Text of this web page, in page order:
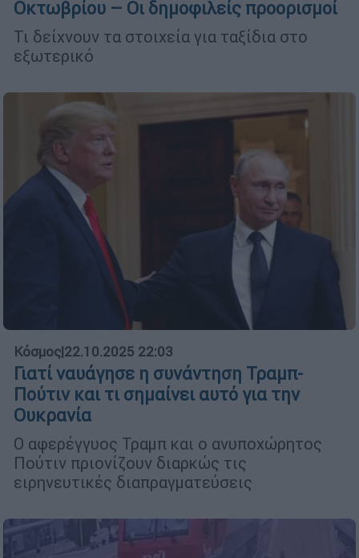
Οκτωβρίου – Οι δημοφιλείς προορισμοί
Τι δείχνουν τα στοιχεία για ταξίδια στο
εξωτερικό
Κόσμος|22.10.2025 22:03
Γιατί ναυάγησε η συνάντηση Τραμπ-
Πούτιν και τι σημαίνει αυτό για την
Ουκρανία
Ο αφερέγγυος Τραμπ και ο ανυποχώρητος
Πούτιν πριονίζουν διαρκώς τις
ειρηνευτικές διαπραγματεύσεις